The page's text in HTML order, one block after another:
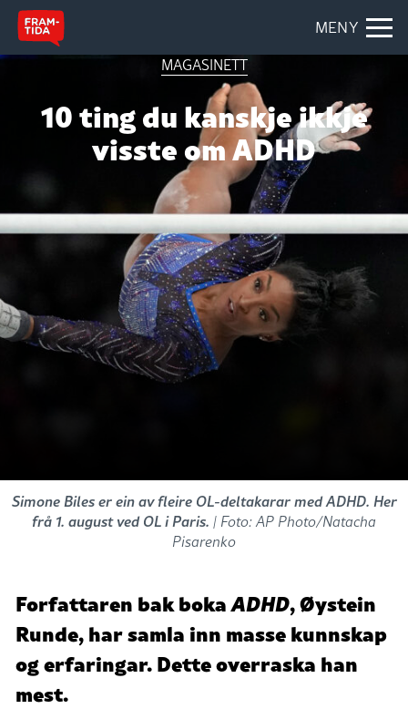
MENY
MAGASINETT
10 ting du kanskje ikkje
visste om ADHD
Simone Biles er ein av fleire OL-deltakarar med ADHD. Her
frå 1. august ved OL i Paris. | Foto: AP Photo/Natacha
Pisarenko
Forfattaren bak bokaADHD, Øystein
Runde, har samla inn masse kunnskap
og erfaringar. Dette overraska han
mest.